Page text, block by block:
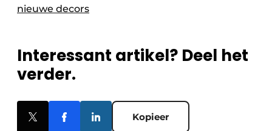
nieuwe decors
Interessant artikel? Deel het
verder.
Kopieer